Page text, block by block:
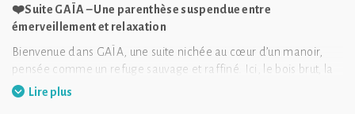
❤️Suite GAÏA – Une parenthèse suspendue entre
émerveillement et relaxation
Bienvenue dans GAÏA, une suite nichée au cœur d’un manoir,
pensée comme un refuge sauvage et raffiné. Ici, le bois brut, la
pierre naturelle et les touches végétales se mêlent pour créer
Lire plus